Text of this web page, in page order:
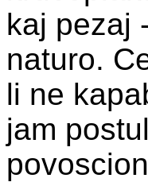
kaj pezaj
naturo.
li ne
jam